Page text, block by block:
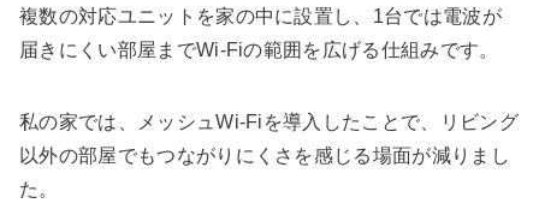
複数の対応ユニットを家の中に設置し、1台では電波が
届きにくい部屋までWi-Fiの範囲を広げる仕組みです。
私の家では、メッシュWi-Fiを導入したことで、リビング
以外の部屋でもつながりにくさを感じる場面が減りまし
た。